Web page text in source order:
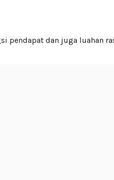
pendapat dan juga luahan